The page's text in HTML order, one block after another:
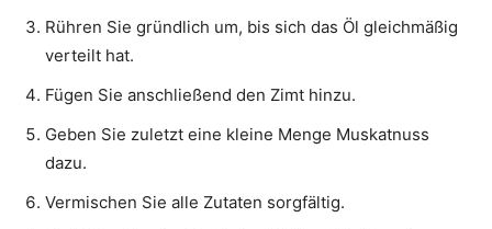
Rühren Sie gründlich um, bis sich das Öl gleichmäßig
verteilt hat.
Fügen Sie anschließend den Zimt hinzu.
Geben Sie zuletzt eine kleine Menge Muskatnuss
dazu.
Vermischen Sie alle Zutaten sorgfältig.